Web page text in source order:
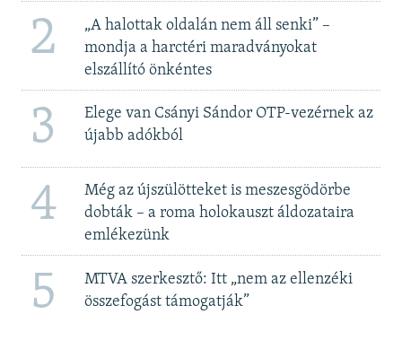
2
„A halottak oldalán nem áll senki” –
mondja a harctéri maradványokat
elszállító önkéntes
3
Elege van Csányi Sándor OTP-vezérnek az
újabb adókból
4
Még az újszülötteket is meszesgödörbe
dobták – a roma holokauszt áldozataira
emlékezünk
5
MTVA szerkesztő: Itt „nem az ellenzéki
összefogást támogatják”